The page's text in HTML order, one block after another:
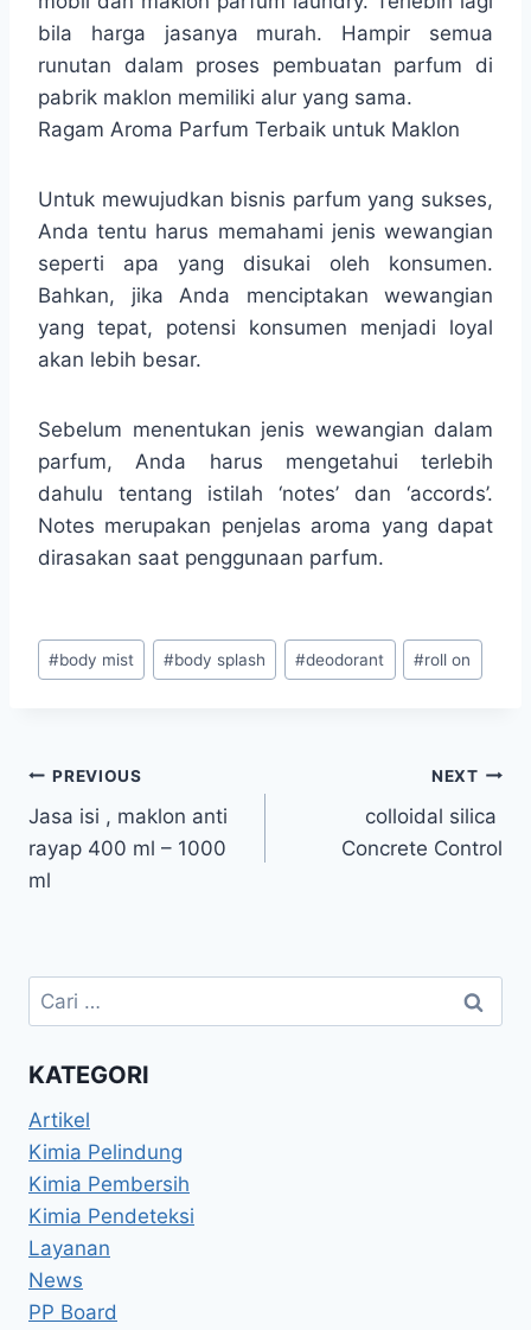
bila harga jasanya murah. Hampir semua
runutan dalam proses pembuatan parfum di
pabrik maklon memiliki alur yang sama.
Ragam Aroma Parfum Terbaik untuk Maklon
Untuk mewujudkan bisnis parfum yang sukses,
Anda tentu harus memahami jenis wewangian
seperti apa yang disukai oleh konsumen.
Bahkan, jika Anda menciptakan wewangian
yang tepat, potensi konsumen menjadi loyal
akan lebih besar.
Sebelum menentukan jenis wewangian dalam
parfum, Anda harus mengetahui terlebih
dahulu tentang istilah ‘notes’ dan ‘accords’.
Notes merupakan penjelas aroma yang dapat
dirasakan saat penggunaan parfum.
#body mist #body splash #deodorant #roll on
PREVIOUS
Jasa isi , maklon anti
rayap 400 ml – 1000
ml
NEXT
colloidal silica
Concrete Control
KATEGORI
Artikel
Kimia Pelindung
Kimia Pembersih
Kimia Pendeteksi
Layanan
News
PP Board